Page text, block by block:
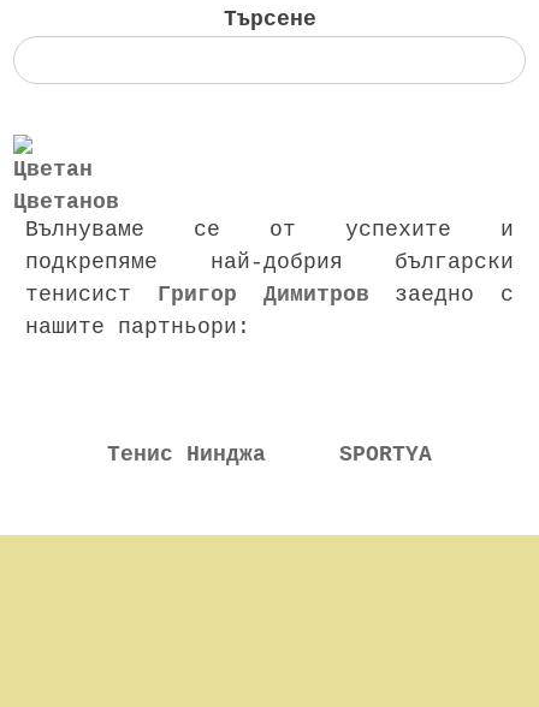
Търсене
Вълнуваме се от успехите и
подкрепяме най-добрия български
тенисист Григор Димитров заедно с
нашите партньори:
Тенис Нинджа SPORTYA